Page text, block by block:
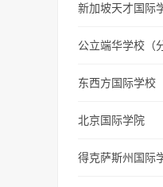
新加坡天才国际
公立端华学校（
东西方国际学校
北京国际学院
得克萨斯州国际